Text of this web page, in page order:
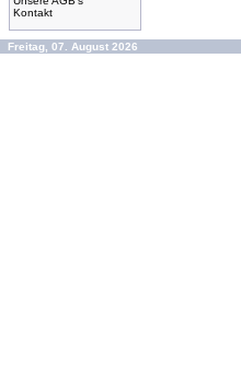
Kontakt
Freitag, 07. August 2026